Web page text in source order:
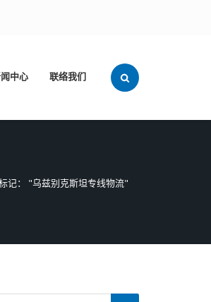
中心 联络我们
记： "乌兹别克斯坦专线物流"